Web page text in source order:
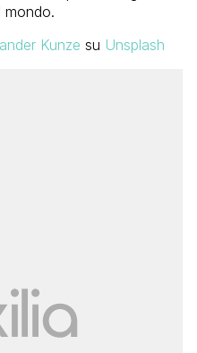
mondo.
Kunze su Unsplash